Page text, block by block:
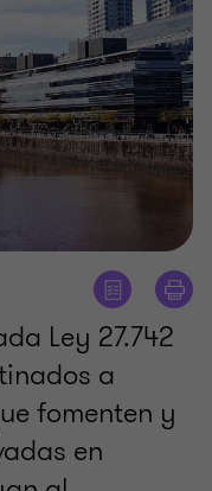
Ley 27.742
a
fomenten y
en